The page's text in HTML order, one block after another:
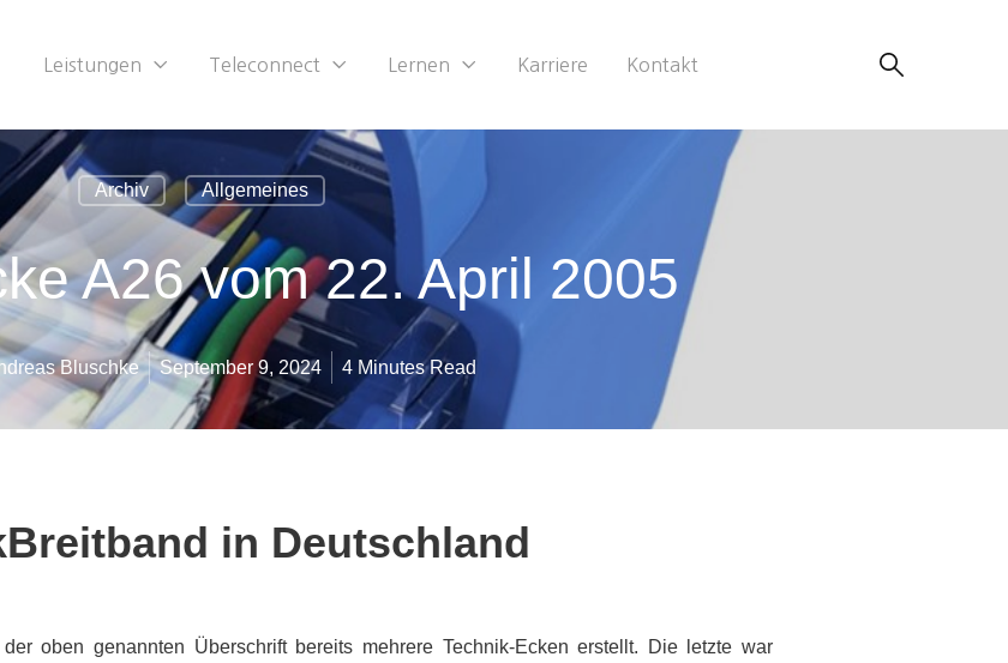
Leistungen Teleconnect Lernen Karriere Kontakt
Archiv Allgemeines
A26 vom 22. April 2005
Bluschke September 9, 2024 4 Minutes Read
in Deutschland
oben genannten Überschrift bereits mehrere Technik-Ecken erstellt. Die letzte war